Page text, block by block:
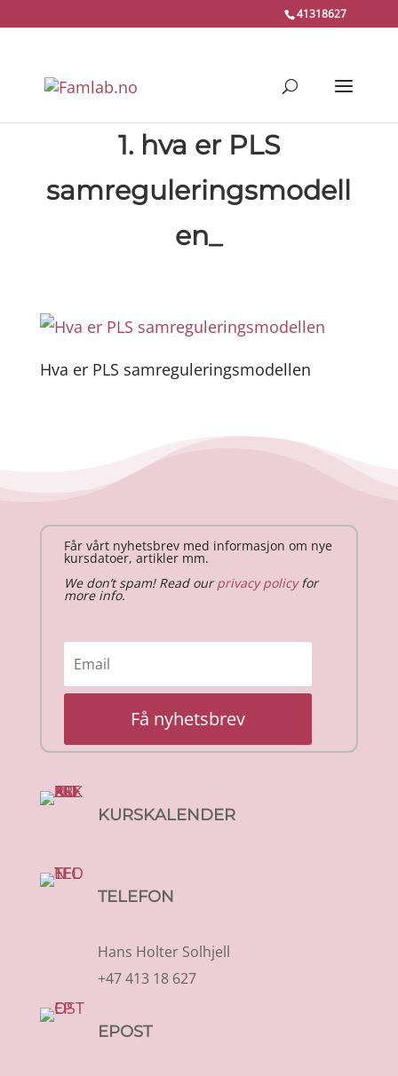
41318627
1. hva er PLS
samreguleringsmodell
en_
Hva er PLS samreguleringsmodellen
Får vårt nyhetsbrev med informasjon om nye
kursdatoer, artikler mm.
We don’t spam! Read ourprivacy policyfor
more info.
Få nyhetsbrev
KURSKALENDER
TELEFON
Hans Holter Solhjell
+47 413 18 627
EPOST